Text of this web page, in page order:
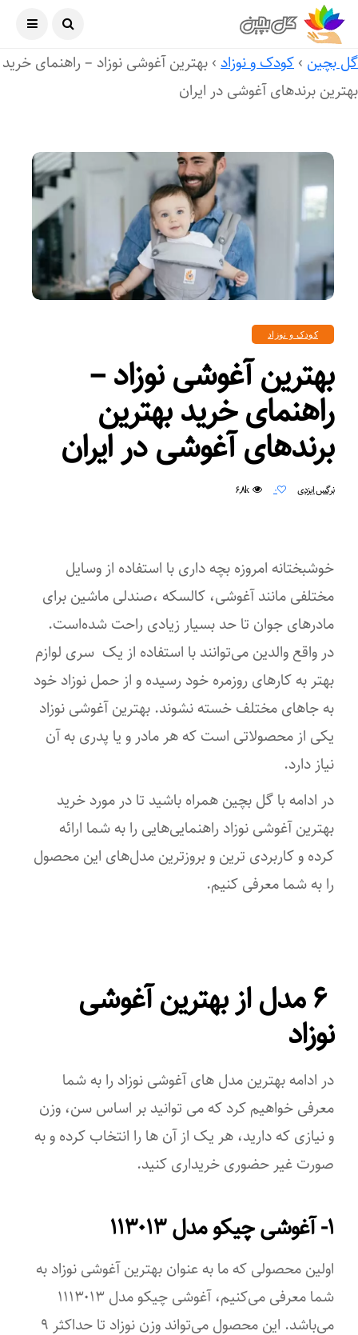
آگوست ۹, ۲۰۲۶
بچین›کودک و نوزاد›بهترین آغوشی نوزاد – راهنمای خرید
برندهای آغوشی در ایران
کودک و نوزاد
بهترین آغوشی نوزاد –
راهنمای خرید بهترین
برندهای آغوشی در ایران
نرگس ایزدی ۰ ۶,۸k
خوشبختانه امروزه بچه ‌داری با استفاده از وسایل
مختلفی مانند آغوشی، کالسکه ،صندلی ماشین برای
مادرهای جوان تا حد بسیار زیادی راحت‌ شده‌است.
در واقع والدین می‌توانند با استفاده از یک سری لوازم
بهتر به کارهای روزمره خود رسیده و از حمل نوزاد خود
به جاهای مختلف خسته نشوند. بهترین آغوشی نوزاد
یکی از محصولاتی است که هر مادر و یا پدری به آن
نیاز دارد.
در ادامه با گل بچین همراه باشید تا در مورد خرید
بهترین آغوشی نوزاد راهنمایی‌هایی را به شما ارائه
کرده و کاربردی ترین و بروزترین مدل‌های این محصول
را به شما معرفی کنیم.
۶ مدل از بهترین آغوشی
نوزاد
در ادامه بهترین مدل‌ های آغوشی نوزاد را به شما
معرفی خواهیم کرد که می ‌توانید بر اساس سن، وزن
و نیازی که دارید، هر یک از آن‌ ها را انتخاب کرده و به‌
صورت غیر حضوری خریداری کنید.
۱- آغوشی چیکو مدل ۱۱۳۰۱۳
اولین محصولی که ما به‌ عنوان بهترین آغوشی نوزاد به
شما معرفی می‌کنیم، آغوشی چیکو مدل ۱۱۱۳۰۱۳
می‌باشد. این محصول می‌تواند وزن نوزاد تا حداکثر ۹